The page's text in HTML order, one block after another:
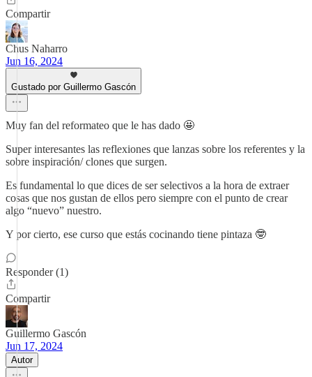
Compartir
Chus Naharro
Jun 16, 2024
Gustado por Guillermo Gascón
Muy fan del reformateo que le has dado 🤩
Super interesantes las reflexiones que lanzas sobre los referentes y la
sobre inspiración/ clones que surgen.
Es fundamental lo que dices de ser selectivos a la hora de extraer
cosas que nos gustan de ellos pero siempre con el punto de crear
algo “nuevo” nuestro.
Y por cierto, ese curso que estás cocinando tiene pintaza 🤓
Responder (1)
Compartir
Guillermo Gascón
Jun 17, 2024
Autor